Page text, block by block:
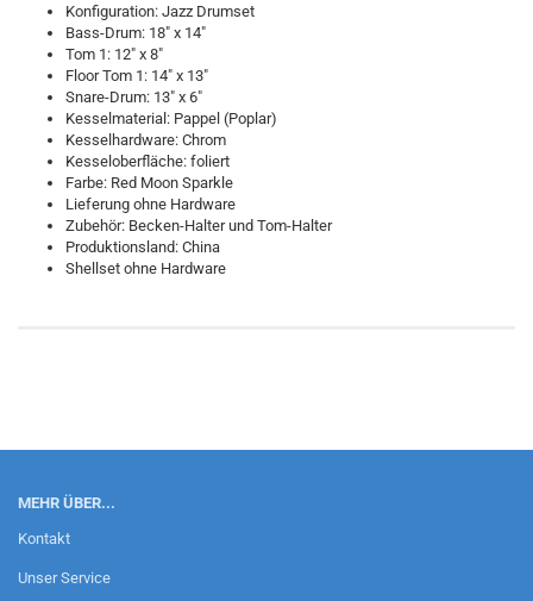
Konfiguration: Jazz Drumset
Bass-Drum: 18" x 14"
Tom 1: 12" x 8"
Floor Tom 1: 14" x 13"
Snare-Drum: 13" x 6"
Kesselmaterial: Pappel (Poplar)
Kesselhardware: Chrom
Kesseloberfläche: foliert
Farbe: Red Moon Sparkle
Lieferung ohne Hardware
Zubehör: Becken-Halter und Tom-Halter
Produktionsland: China
Shellset ohne Hardware
MEHR ÜBER...
Kontakt
Unser Service